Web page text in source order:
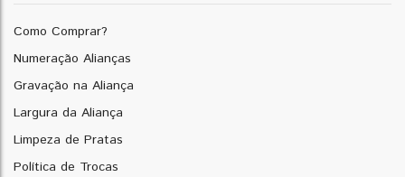
Como Comprar?
Numeração Alianças
Gravação na Aliança
Largura da Aliança
Limpeza de Pratas
Política de Trocas